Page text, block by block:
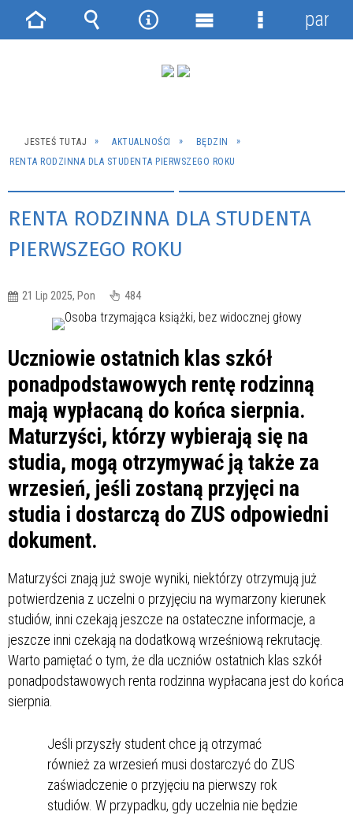
JESTEŚ TUTAJ AKTUALNOŚCI
BĘDZIN
RENTA RODZINNA DLA STUDENTA PIERWSZEGO ROKU
RENTA RODZINNA DLA STUDENTA
PIERWSZEGO ROKU
21 Lip 2025, Pon 484
Uczniowie ostatnich klas szkół
ponadpodstawowych rentę rodzinną
mają wypłacaną do końca sierpnia.
Maturzyści, którzy wybierają się na
studia, mogą otrzymywać ją także za
wrzesień, jeśli zostaną przyjęci na
studia i dostarczą do ZUS odpowiedni
dokument.
Maturzyści znają już swoje wyniki, niektórzy otrzymują już
potwierdzenia z uczelni o przyjęciu na wymarzony kierunek
studiów, inni czekają jeszcze na ostateczne informacje, a
jeszcze inni czekają na dodatkową wrześniową rekrutację.
Warto pamiętać o tym, że dla uczniów ostatnich klas szkół
ponadpodstawowych renta rodzinna wypłacana jest do końca
sierpnia.
Jeśli przyszły student chce ją otrzymać
również za wrzesień musi dostarczyć do ZUS
zaświadczenie o przyjęciu na pierwszy rok
studiów. W przypadku, gdy uczelnia nie będzie
Strona Wyszukiwarka
NarzędziaMenu
Menu
panel